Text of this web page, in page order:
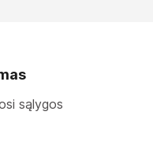
sąlygos